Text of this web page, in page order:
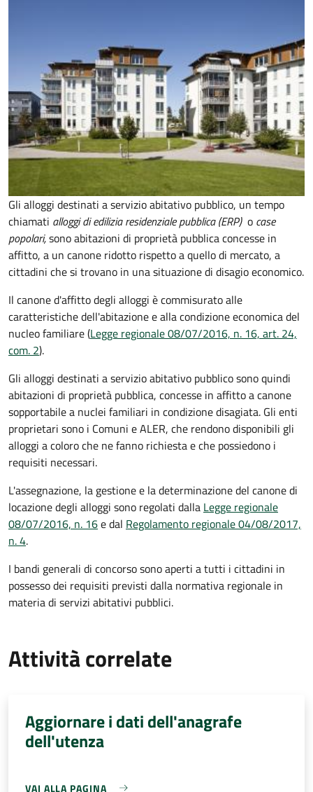
Gli alloggi destinati a servizio abitativo pubblico, un tempo
chiamati alloggi di edilizia residenziale pubblica (ERP)o case
popolari,sono abitazioni di proprietà pubblica concesse in
affitto, a un canone ridotto rispetto a quello di mercato, a
cittadini che si trovano in una situazione di disagio economico.
Il canone d'affitto degli alloggi è commisurato alle
caratteristiche dell'abitazione e alla condizione economica del
nucleo familiare (Legge regionale 08/07/2016, n. 16, art. 24,
com. 2).
Gli alloggi destinati a servizio abitativo pubblico sono quindi
abitazioni di proprietà pubblica, concesse in affitto a canone
sopportabile a nuclei familiari in condizione disagiata. Gli enti
proprietari sono i Comuni e ALER, che rendono disponibili gli
alloggi a coloro che ne fanno richiesta e che possiedono i
requisiti necessari.
L'assegnazione, la gestione e la determinazione del canone di
locazione degli alloggi sono regolati dalla Legge regionale
08/07/2016, n. 16e dal Regolamento regionale 04/08/2017,
n. 4.
I bandi generali di concorso sono aperti a tutti i cittadini in
possesso dei requisiti previsti dalla normativa regionale in
materia di servizi abitativi pubblici.
Attività correlate
Aggiornare i dati dell'anagrafe
dell'utenza
VAI ALLA PAGINA